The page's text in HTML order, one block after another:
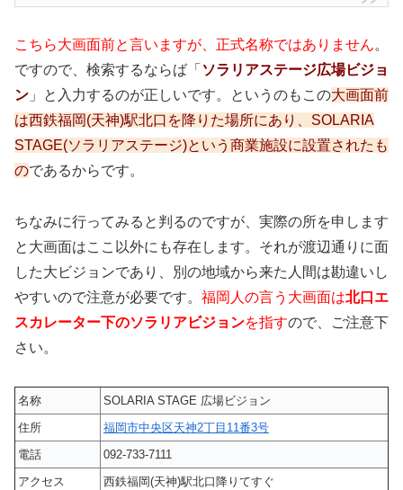
こちら大画面前と言いますが、正式名称ではありません。
ですので、検索するならば「 ソラリアステージ広場ビジョ
ン 」と入力するのが正しいです。というのもこの大画面前
は西鉄福岡(天神)駅北口を降りた場所にあり、SOLARIA
STAGE(ソラリアステージ)という商業施設に設置されたも
のであるからです。
ちなみに行ってみると判るのですが、実際の所を申します
と大画面はここ以外にも存在します。それが渡辺通りに面
した大ビジョンであり、別の地域から来た人間は勘違いし
やすいので注意が必要です。 福岡人の言う大画面は北口エ
スカレーター下のソラリアビジョンを指すので、ご注意下
さい。
名称
SOLARIA STAGE 広場ビジョン
住所
福岡市中央区天神2丁目11番3号
電話
092-733-7111
アクセス
西鉄福岡(天神)駅北口降りてすぐ